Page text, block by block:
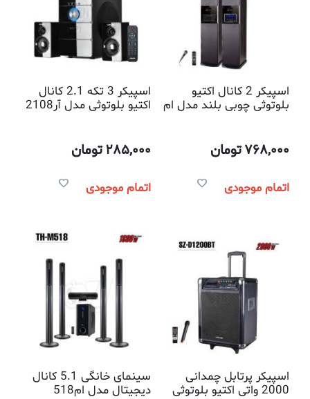
اسپیکر 2 کانال اکتیو
بلوتوثی چوبی بلند مدل ام
768,000تومان
اتمام موجودی
اسپیکر 3 تکه 2.1 کانال
اکتیو بلوتوثی مدل آر2108
285,000تومان
اتمام موجودی
اسپیکر پرتابل چمدانی
2000 واتی اکتیو بلوتوثی
سینمای خانگی 5.1 کانال
دیجیتال مدل ام518